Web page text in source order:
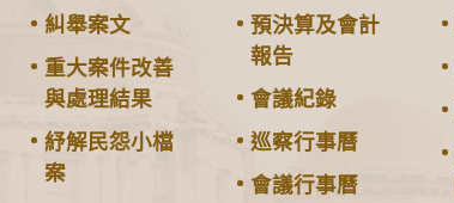
糾舉案文
重大案件改善
與處理結果
紓解民怨小檔
案
預決算及會計
報告
會議紀錄
巡察行事曆
會議行事曆